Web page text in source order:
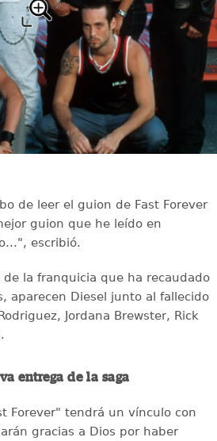
de leer el guion de Fast Forever
guion que he leído en
escribió.
la franquicia que ha recaudado
aparecen Diesel junto al fallecido
Jordana Brewster, Rick
entrega de la saga
Forever" tendrá un vínculo con
gracias a Dios por haber